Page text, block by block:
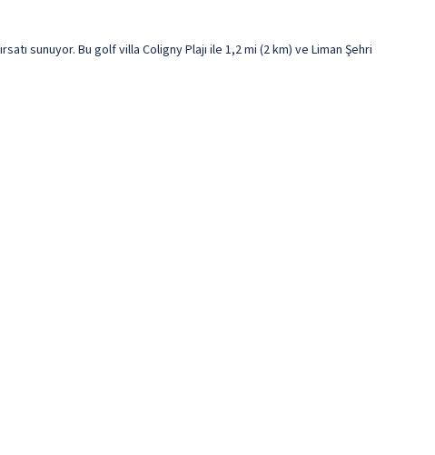
sunuyor. Bu golf villa Coligny Plajı ile 1,2 mi (2 km) ve Liman Şehri